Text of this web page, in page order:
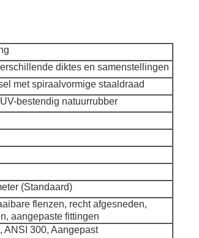
diktes en samenstellingen
met spiraalvormige staaldraad
bestendig natuurrubber
(Standaard)
flenzen, recht afgesneden,
aangepaste fittingen
ANSI 300, Aangepast